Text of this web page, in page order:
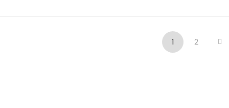
1 2